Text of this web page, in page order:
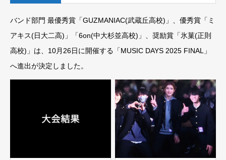
バンド部門 最優秀賞「GUZMANIAC(武蔵丘高校)」、優秀賞「ミ
アキス(日大二高)」「6on(中大杉並高校)」、奨励賞「氷菓(正則
高校)」は、10月26日に開催する「MUSIC DAYS 2025 FINAL」
へ進出が決定しました。